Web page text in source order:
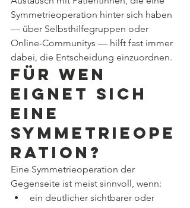
Symmetrieoperation hinter sich haben
— über Selbsthilfegruppen oder
Online-Communitys — hilft fast immer
dabei, die Entscheidung einzuordnen.
Für wen
eignet sich
eine
Symmetrieope
ration?
Eine Symmetrieoperation der
Gegenseite ist meist sinnvoll, wenn:
ein deutlicher sichtbarer oder